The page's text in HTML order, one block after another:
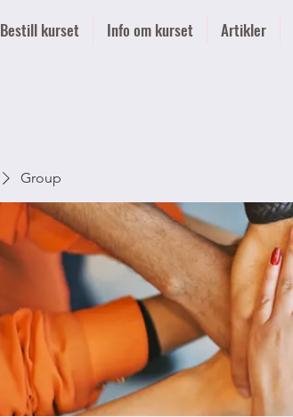
Bestill kurset Info om kurset Artikler
Group